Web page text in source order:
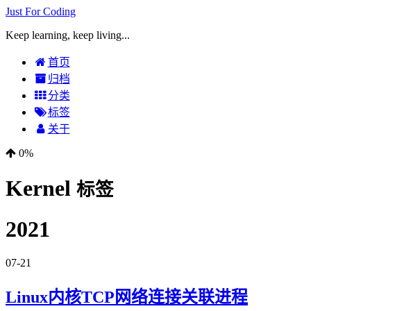
Just For Coding
Keep learning, keep living...
首页
归档
分类
标签
关于
0%
Kernel 标签
2021
07-21
Linux内核TCP网络连接关联进程